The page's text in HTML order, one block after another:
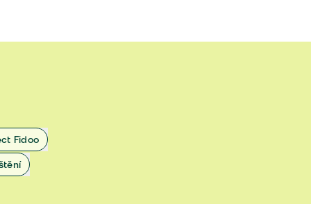
do 31.10.2022
do 8.7.2020
do 31.10.2019
Fidoo